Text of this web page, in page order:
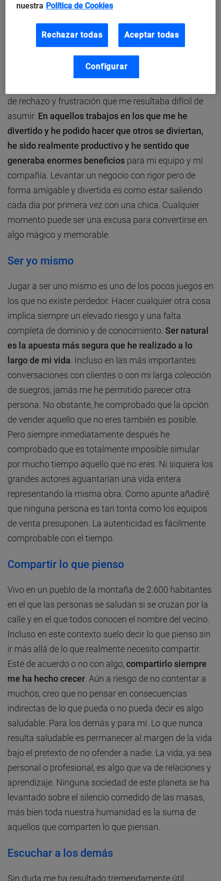
los demás que sean ellos mismos
Divertirme
Mi rendimiento cuando no me he divertido en el
trabajo ha sido siempre lamentable, sin excepción. En
de rechazo y frustración que me resultaba difícil de
asumir. En aquellos trabajos en los que me he
divertido y he podido hacer que otros se diviertan,
he sido realmente productivo y he sentido que
generaba enormes beneficios para mi equipo y mi
compañía. Levantar un negocio con rigor pero de
forma amigable y divertida es como estar saliendo
cada día por primera vez con una chica. Cualquier
momento puede ser una excusa para convertirse en
algo mágico y memorable.
Ser yo mismo
Jugar a ser uno mismo es uno de los pocos juegos en
los que no existe perdedor. Hacer cualquier otra cosa
implica siempre un elevado riesgo y una falta
completa de dominio y de conocimiento. Ser natural
es la apuesta más segura que he realizado a lo
largo de mi vida. Incluso en las más importantes
conversaciones con clientes o con mi larga colección
de suegros, jamás me he permitido parecer otra
persona. No obstante, he comprobado que la opción
de vender aquello que no eres también es posible.
Pero siempre inmediatamente después he
comprobado que es totalmente imposible simular
por mucho tiempo aquello que no eres. Ni siquiera los
grandes actores aguantarían una vida entera
representando la misma obra. Como apunte añadiré
que ninguna persona es tan tonta como los equipos
de venta presuponen. La autenticidad es fácilmente
comprobable con el tiempo.
Compartir lo que pienso
Vivo en un pueblo de la montaña de 2.600 habitantes
en el que las personas se saludan si se cruzan por la
calle y en el que todos conocen el nombre del vecino.
Incluso en este contexto suelo decir lo que pienso sin
ir más allá de lo que realmente necesito compartir.
Esté de acuerdo o no con algo,compartirlo siempre
me ha hecho crecer. Aún a riesgo de no contentar a
muchos, creo que no pensar en consecuencias
indirectas de lo que pueda o no pueda decir es algo
saludable. Para los demás y para mí. Lo que nunca
resulta saludable es permanecer al margen de la vida
bajo el pretexto de no ofender a nadie. La vida, ya sea
personal o profesional, es algo que va de relaciones y
aprendizaje. Ninguna sociedad de este planeta se ha
levantado sobre el silencio comedido de las masas,
más bien toda nuestra humanidad es la suma de
aquellos que comparten lo que piensan.
Escuchar a los demás
Sin duda me ha resultado tremendamente útil,
nuestra Política de Cookies
Rechazar todas Aceptar todas
Configurar